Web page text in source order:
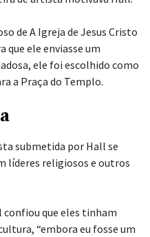
de A Igreja de Jesus Cristo
que ele enviasse um
ele foi escolhido como
a Praça do Templo.
submetida por Hall se
líderes religiosos e outros
confiou que eles tinham
“embora eu fosse um